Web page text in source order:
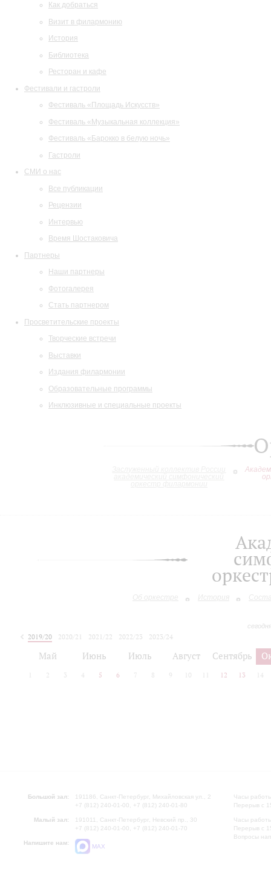
Как добраться
Визит в филармонию
История
Библиотека
Ресторан и кафе
Фестивали и гастроли
Фестиваль «Площадь Искусств»
Фестиваль «Музыкальная коллекция»
Фестиваль «Барокко в белую ночь»
Гастроли
СМИ о нас
Все публикации
Рецензии
Интервью
Время Шостаковича
Партнеры
Наши партнеры
Фотогалерея
Стать партнером
Просветительские проекты
Творческие встречи
Выставки
Издания филармонии
Образовательные программы
Инклюзивные и специальные проекты
Об оркестре История
2019/20 2020/21 2021/22 2022/23
2023/24
Май Июнь Июль Август Сентябрь
2 3 4 5 6 7 8 9 10 12 13 14
Большой зал:
191186, Санкт-Петербург, Михайловская ул., 2
+7 (812) 240-01-00, +7 (812) 240-01-80
Малый зал:
191011, Санкт-Петербург, Невский пр., 30
+7 (812) 240-01-00, +7 (812) 240-01-70
Напишите нам:
MAX
Часы
Перерыв с
Часы
Перерыв с
Вопросы